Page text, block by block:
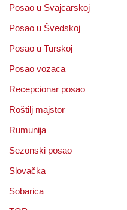
Posao u Svajcarskoj
Posao u Švedskoj
Posao u Turskoj
Posao vozaca
Recepcionar posao
Roštilj majstor
Rumunija
Sezonski posao
Slovačka
Sobarica